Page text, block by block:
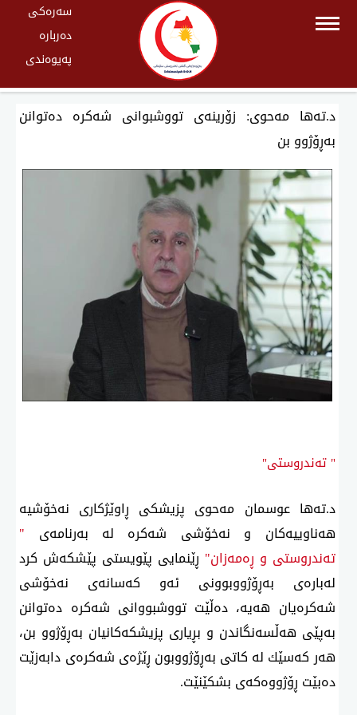
سەرەکی
دەربارە
پەیوەندی
د.تەها مەحوی: زۆرینەی تووشبوانی شەكرە دەتوانن
بەڕۆژوو بن
" تەندروستی"
د.تەها عوسمان مەحوی پزیشكی ڕاوێژكاری نەخۆشیە
هەناوییەكان و نەخۆشی شەكرە لە بەرنامەی "
تەندروستی و ڕەمەزان" ڕێنمایی پێویستی پێشكەش كرد
لەبارەی بەڕۆژووبوونی ئەو كەسانەی نەخۆشی
شەكرەیان هەیە، دەڵێت تووشبووانی شەكرە دەتوانن
بەپێی هەڵسەنگاندن و بڕیاری پزیشكەكانیان بەڕۆژوو بن،
هەر كەسێك لە كاتی بەڕۆژووبون ڕێژەی شەكرەی دابەزێت
دەبێت ڕۆژووەكەی بشكێنێت.